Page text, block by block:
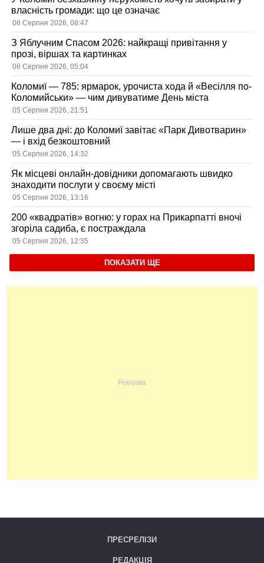
власність громади: що це означає
06 Серпня 2026, 08:47
З Яблучним Спасом 2026: найкращі привітання у
прозі, віршах та картинках
06 Серпня 2026, 05:04
Коломиї — 785: ярмарок, урочиста хода й «Весілля по-
Коломийськи» — чим дивуватиме День міста
05 Серпня 2026, 21:51
Лише два дні: до Коломиї завітає «Парк Дивотварин»
— і вхід безкоштовний
05 Серпня 2026, 14:32
Як місцеві онлайн-довідники допомагають швидко
знаходити послуги у своєму місті
05 Серпня 2026, 13:16
200 «квадратів» вогню: у горах на Прикарпатті вночі
згоріла садиба, є постраждала
05 Серпня 2026, 12:35
ПОКАЗАТИ ЩЕ
ПРЕСРЕЛІЗИ
РЕДАКЦІЯ